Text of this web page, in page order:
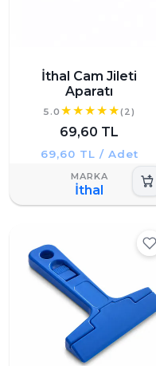
İthal Cam Jileti
Aparatı
5.0 (2)
69,60 TL
69,60 TL / Adet
İthal